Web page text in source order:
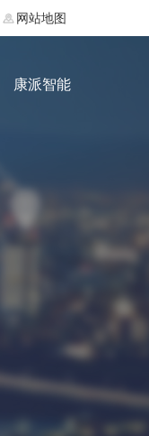
网站地图
康派智能